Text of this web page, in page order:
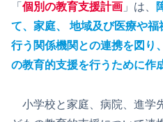
「 個別の教育支援計画 」は、
て、家庭、 地域及び医療や
行う関係機関との連携を図り
の教育的支援を行うために作
小学校と家庭、病院、進学